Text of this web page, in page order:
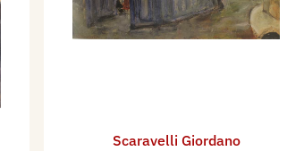
Scaravelli Giordano